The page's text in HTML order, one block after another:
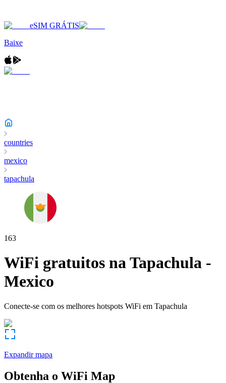
eSIM GRÁTIS
Baixe
countries
mexico
tapachula
163
WiFi gratuitos naTapachula -
Mexico
Conecte-se com os melhores hotspots WiFi em Tapachula
Expandir mapa
Obtenha o WiFi Map